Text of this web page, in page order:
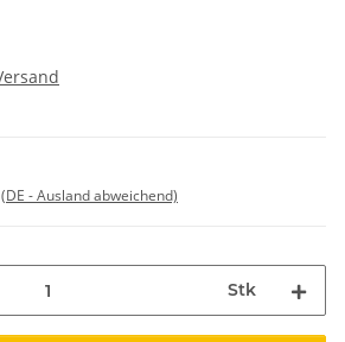
(DE - Ausland abweichend)
Stk